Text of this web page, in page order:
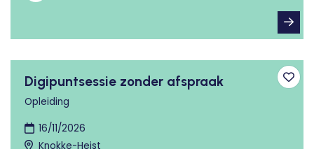
Digipuntsessie zonder afspraak
Opleiding
16/11/2026
Knokke-Heist